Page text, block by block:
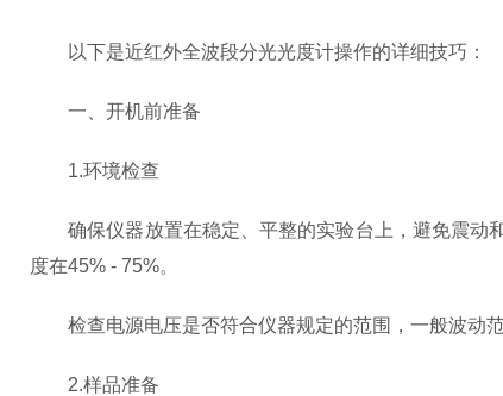
以下是近红外全波段分光光度计操作的详细技巧：
一、开机前准备
1.环境检查
确保仪器放置在稳定、平整的实验台上，避免震动
度在45% - 75%。
检查电源电压是否符合仪器规定的范围，一般波动范
2.样品准备